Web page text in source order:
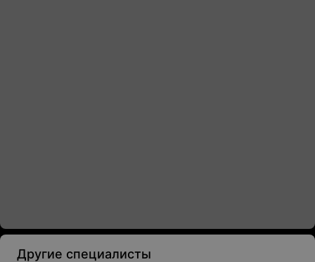
Другие специалисты